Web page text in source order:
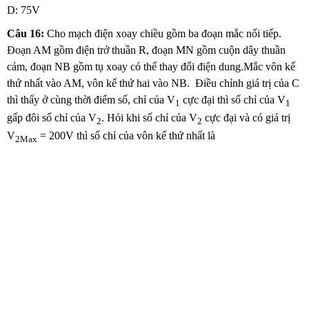
D: 75V
Câu 16: Cho mạch điện xoay chiều gồm ba đoạn mắc nối tiếp.
Đoạn AM gồm điện trở thuần R, đoạn MN gồm cuộn dây thuần
cảm, đoạn NB gồm tụ xoay có thể thay đổi điện dung.Mắc vôn kế
thứ nhất vào AM, vôn kế thứ hai vào NB. Điều chỉnh giá trị của C
thì thấy ở cùng thời điểm số, chỉ của V1 cực đại thì số chỉ của V1
gấp đôi số chỉ của V2. Hỏi khi số chỉ của V2 cực đại và có giá trị
V2Max = 200V thì số chỉ của vôn kế thứ nhất là